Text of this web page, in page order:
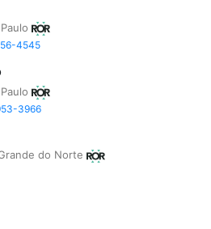
4545
3966
do Norte